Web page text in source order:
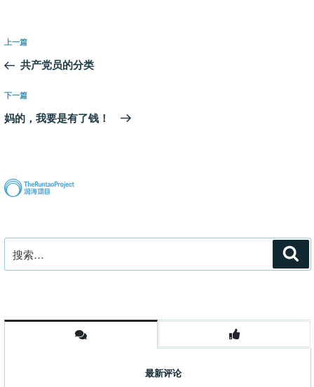
文
导
航
上
一
文
章
上一篇
共产党员的分类
下
一
下一篇
妈的，我要是有了钱！
索：
最新评论